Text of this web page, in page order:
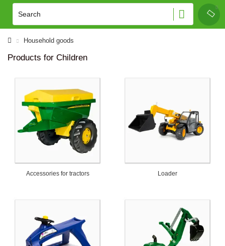
Household goods
Products for Children
Accessories for tractors Loader